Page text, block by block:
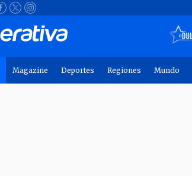
Magazine Deportes Regiones Mundo